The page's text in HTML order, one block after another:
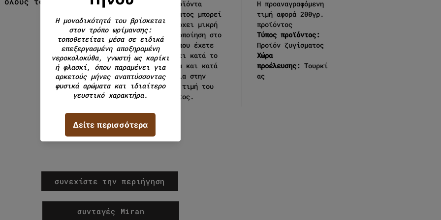
Στα προϊόντα
ζυγίσματος μπορεί
να υπάρχει μικρή
διαφοροποίηση στο
βάρος που έχετε
επιλέξει κατά το
ζύγισμα και κατά
συνέπεια στην
τελική τιμή του
προϊόντος.
Η προαναγραφόμενη
τιμή αφορά 200γρ.
προϊόντος
Τύπος προϊόντος:
Προϊόν ζυγίσματος
Χώρα
προέλευσης: Τουρκί
ας
συνεχίστε την περιήγηση
συνταγές Miran